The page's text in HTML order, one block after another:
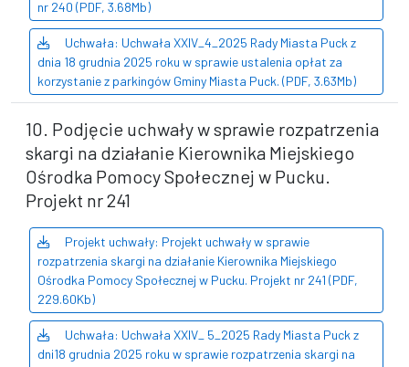
nr 240 (PDF, 3.68Mb)
Uchwała: Uchwała XXIV_4_2025 Rady Miasta Puck z
dnia 18 grudnia 2025 roku w sprawie ustalenia opłat za
korzystanie z parkingów Gminy Miasta Puck. (PDF, 3.63Mb)
10. Podjęcie uchwały w sprawie rozpatrzenia
skargi na działanie Kierownika Miejskiego
Ośrodka Pomocy Społecznej w Pucku.
Projekt nr 241
Projekt uchwały: Projekt uchwały w sprawie
rozpatrzenia skargi na działanie Kierownika Miejskiego
Ośrodka Pomocy Społecznej w Pucku. Projekt nr 241 (PDF,
229.60Kb)
Uchwała: Uchwała XXIV_ 5_2025 Rady Miasta Puck z
dni18 grudnia 2025 roku w sprawie rozpatrzenia skargi na